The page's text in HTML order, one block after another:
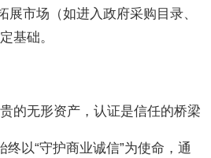
展市场（如进入政府采购目录、
基础。
的无形资产，认证是信任的桥梁
以“守护商业诚信”为使命，通